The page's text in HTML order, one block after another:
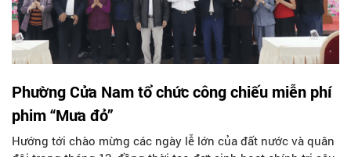
Phường Cửa Nam tổ chức công chiếu miễn phí
phim “Mưa đỏ”
Hướng tới chào mừng các ngày lễ lớn của đất nước và quân